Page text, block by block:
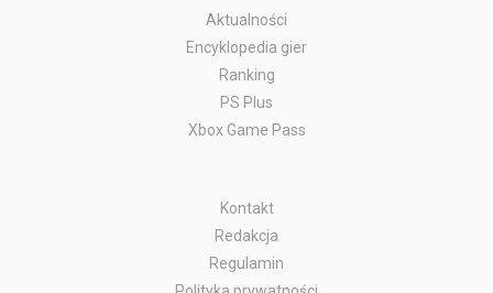
Aktualności
Encyklopedia gier
Ranking
PS Plus
Xbox Game Pass
Kontakt
Redakcja
Regulamin